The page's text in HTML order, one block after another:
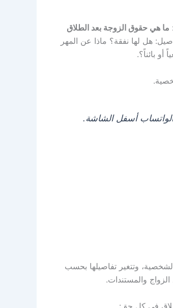
ما هي حقوق الزوجة بعد الطلاق
هل لها نفقة؟ ماذا عن المهر
بائناً؟.
أسفل الشاشة.
وتتغير تفاصيلها بحسب
والمستندات.
في كل حق: